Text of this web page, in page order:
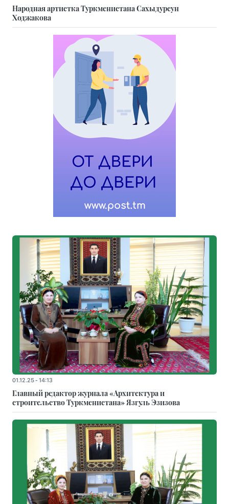
Народная артистка Туркменистана Сахыдурсун
Ходжакова
01.12.25 - 14:13
Главный редактор журнала «Архитектура и
строительство Туркменистана» Язгуль Эзизова